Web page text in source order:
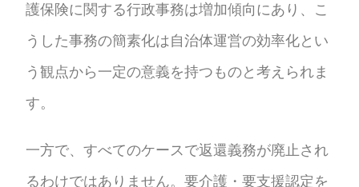
護保険に関する行政事務は増加傾向にあり、こ
うした事務の簡素化は自治体運営の効率化とい
う観点から一定の意義を持つものと考えられま
す。
一方で、すべてのケースで返還義務が廃止され
るわけではありません。要介護・要支援認定を